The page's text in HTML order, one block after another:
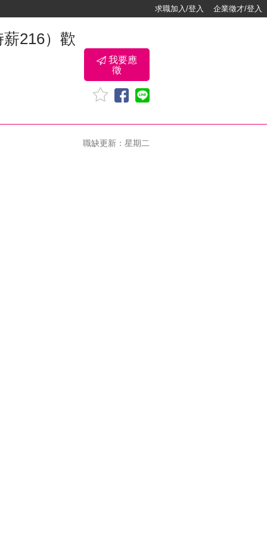
求職加入/登入 企業徵才/登入
216）歡
我要應
徵
職缺更新：星期二